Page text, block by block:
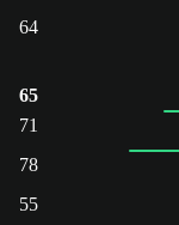
64
65
71
78
55